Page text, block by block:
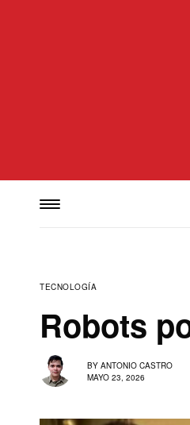
TECNOLOGÍA
Robots
BY ANTONIO CASTRO
MAYO 23, 2026